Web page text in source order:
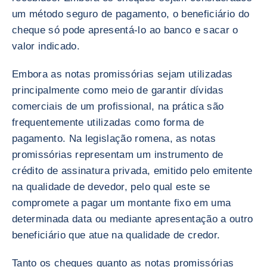
um método seguro de pagamento, o beneficiário do
cheque só pode apresentá-lo ao banco e sacar o
valor indicado.
Embora as notas promissórias sejam utilizadas
principalmente como meio de garantir dívidas
comerciais de um profissional, na prática são
frequentemente utilizadas como forma de
pagamento. Na legislação romena, as notas
promissórias representam um instrumento de
crédito de assinatura privada, emitido pelo emitente
na qualidade de devedor, pelo qual este se
compromete a pagar um montante fixo em uma
determinada data ou mediante apresentação a outro
beneficiário que atue na qualidade de credor.
Tanto os cheques quanto as notas promissórias